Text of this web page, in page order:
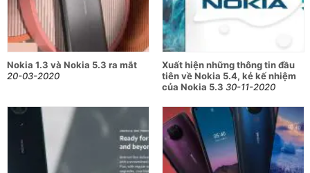
Camera
Mô-đun camera chính gồm một cảm biến chính 13MP (khẩu
độ F/1.8), một ống kính góc siêu rộng 5MP (118°), một
camera macro 2MP hỗ trợ chụp cận cảnh và một cảm biến
độ sâu 2MP cho phép chụp chân dung (xoá phông).
Đây là nhưng thông số đáng khen của Nokia 5.3 khi máy chỉ
Nokia 1.3 và Nokia 5.3 ra mắt
20-03-2020
Xuất hiện những thông tin đầu
tiên về Nokia 5.4, kẻ kế nhiệm
của Nokia 5.3 30-11-2020